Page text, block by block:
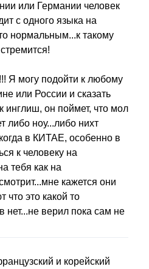
или Германии человек
с одного языка на
нормальным...к такому
Я могу подойти к любому
или России и сказать
инглиш, он поймет, что мол
либо ноу...либо нихт
в КИТАЕ, особенно в
к человеку на
тебя как на
кажется они
что это какой то
нет...не верил пока сам не
и корейский